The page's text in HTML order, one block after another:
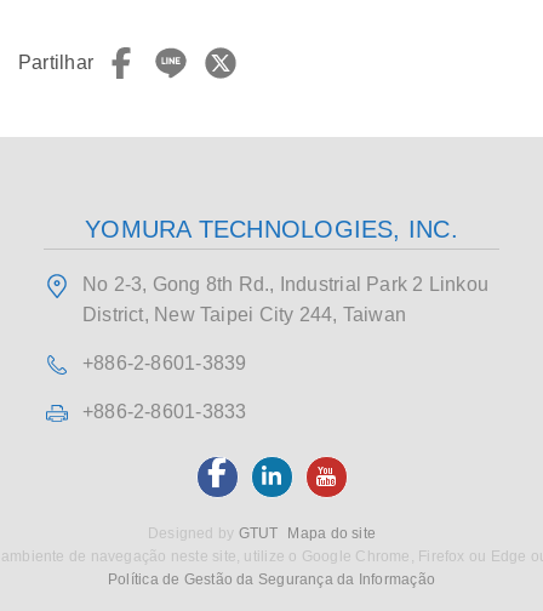
Partilhar
YOMURA TECHNOLOGIES, INC.
No 2-3, Gong 8th Rd., Industrial Park 2 Linkou
District, New Taipei City 244, Taiwan
+886-2-8601-3839
+886-2-8601-3833
Designed by GTUT
Mapa do site
de navegação neste site, utilize o Google Chrome, Firefox ou Edge
Política de Gestão da Segurança da Informação